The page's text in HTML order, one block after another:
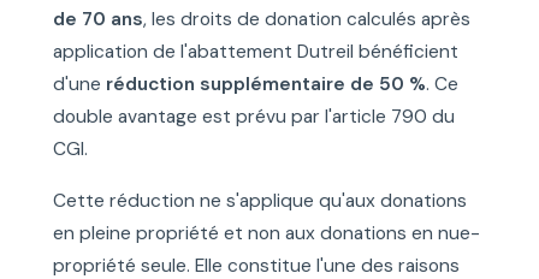
de 70 ans, les droits de donation calculés après
application de l'abattement Dutreil bénéficient
d'une réduction supplémentaire de 50 %. Ce
double avantage est prévu par l'article 790 du
CGI.
Cette réduction ne s'applique qu'aux donations
en pleine propriété et non aux donations en nue-
propriété seule. Elle constitue l'une des raisons